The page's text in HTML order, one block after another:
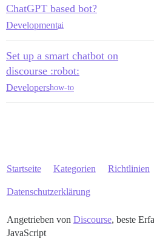
ChatGPT based bot?
Developmentai
Set up a smart chatbot on
discourse :robot:
Developershow-to
Startseite Kategorien Richtlinien
Datenschutzerklärung
Angetrieben von Discourse, beste
JavaScript